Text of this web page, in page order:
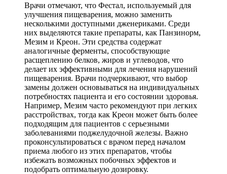
Врачи отмечают, что Фестал, используемый для
улучшения пищеварения, можно заменить
несколькими доступными дженериками. Среди
них выделяются такие препараты, как Панзинорм,
Мезим и Креон. Эти средства содержат
аналогичные ферменты, способствующие
расщеплению белков, жиров и углеводов, что
делает их эффективными для лечения нарушений
пищеварения. Врачи подчеркивают, что выбор
замены должен основываться на индивидуальных
потребностях пациента и его состоянии здоровья.
Например, Мезим часто рекомендуют при легких
расстройствах, тогда как Креон может быть более
подходящим для пациентов с серьезными
заболеваниями поджелудочной железы. Важно
проконсультироваться с врачом перед началом
приема любого из этих препаратов, чтобы
избежать возможных побочных эффектов и
подобрать оптимальную дозировку.